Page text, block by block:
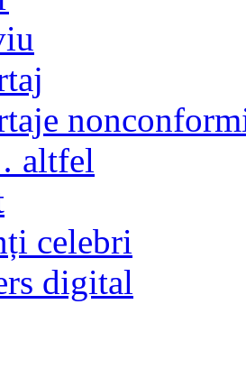
altfel
celebri
digital